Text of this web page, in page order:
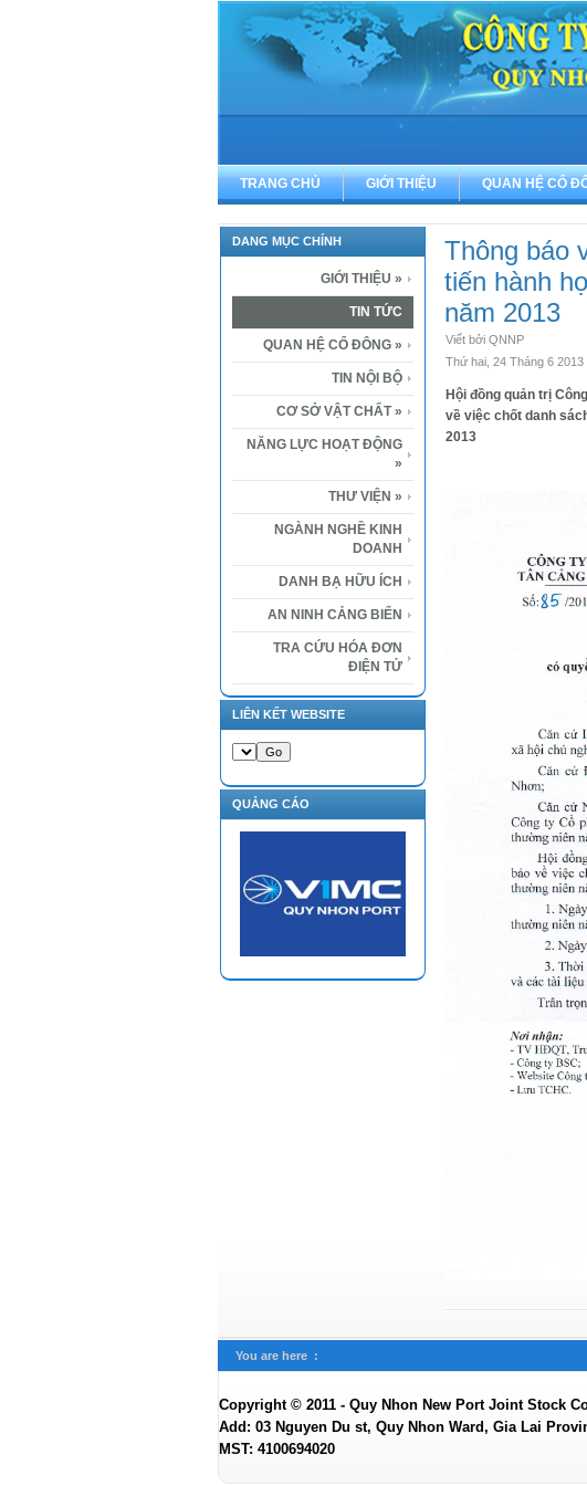
TRANG CHỦ GIỚI THIỆU QUAN HỆ CỔ
Thông báo
tiến hành
năm 2013
Viết bởi QNNP
Thứ hai, 24 Tháng 6 2013
Hội đồng quản trị
về việc chốt danh
2013
DANG MỤC CHÍNH
GIỚI THIỆU »
TIN TỨC
QUAN HỆ CỔ ĐÔNG »
TIN NỘI BỘ
CƠ SỞ VẬT CHẤT»
NĂNG LỰC HOẠT ĐỘNG
»
THƯ VIỆN »
NGÀNH NGHỀ KINH
DOANH
DANH BẠ HỮU ÍCH
AN NINH CẢNG BIỂN
TRA CỨU HÓA ĐƠN
ĐIỆN TỬ
LIÊN KẾT WEBSITE
QUẢNG CÁO
You are here :
Copyright © 2011 - Quy Nhon New Port Joint Stock
Add: 03 Nguyen Du st, Quy Nhon Ward, Gia Lai
MST: 4100694020